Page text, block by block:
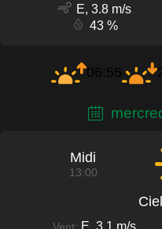
E, 3.8 m/s
43 %
06:55
Midi
13:00